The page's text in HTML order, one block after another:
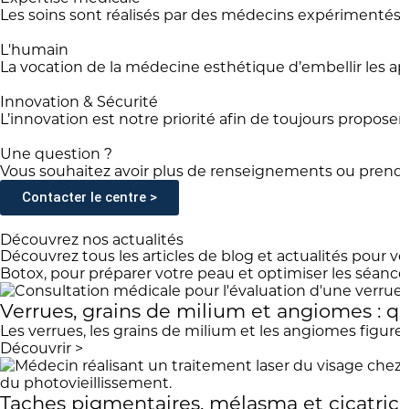
Les soins sont réalisés par des médecins
L'humain
La vocation de la médecine esthétique d’embellir les
Innovation & Sécurité
L’innovation est notre priorité afin de toujours
Une question ?
Vous souhaitez avoir plus de renseignements ou
Contacter le centre >
Découvrez nos actualités
Découvrez tous les articles de blog et actualités pour
Botox, pour préparer votre peau et optimiser les
Verrues, grains de milium et angiomes :
Les verrues, les grains de milium et les angiomes
Découvrir >
Taches pigmentaires, mélasma et